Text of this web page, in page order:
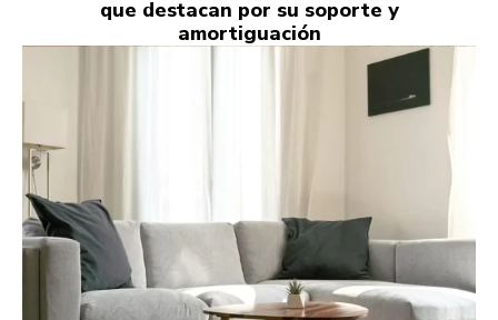
que destacan por su soporte y
amortiguación